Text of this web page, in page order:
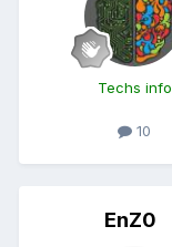
Techs info
10
EnZ0